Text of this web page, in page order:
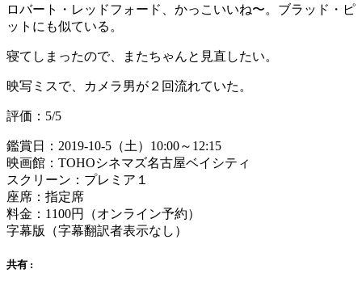
ロバート・レッドフォード、かっこいいね〜。ブラッド・ピ
ットにも似ている。
寝てしまったので、またちゃんと見直したい。
映写ミスで、カメラ男が２回流れていた。
評価：5/5
鑑賞日：2019-10-5（土）10:00～12:15
映画館：TOHOシネマズ名古屋ベイシティ
スクリーン：プレミア１
座席：指定席
料金：1100円（オンライン予約）
字幕版（字幕翻訳者表示なし）
共有 :